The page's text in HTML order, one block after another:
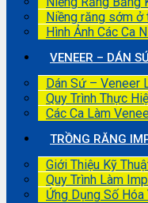
Niềng răng sớm ở
Hình Ảnh Các Ca
VENEER – DÁN
Dán Sứ – Veneer
Quy Trình Thực
Các Ca Làm
TRỒNG RĂNG
Giới Thiệu Kỹ
Quy Trình Làm
Ứng Dụng Số